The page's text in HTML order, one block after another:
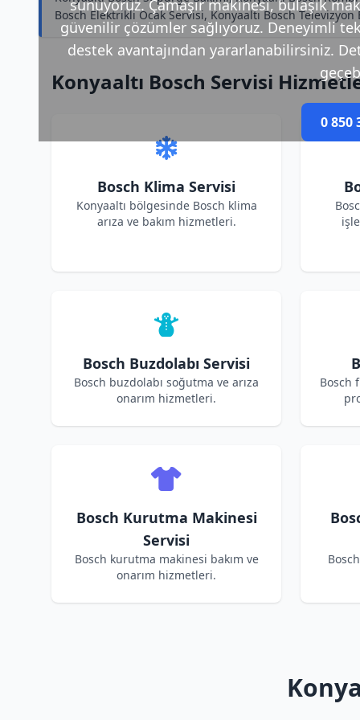
sunuyoruz. Çamaşır makinesi, bulaşık
güvenilir çözümler sağlıyoruz. Deneyimli
destek avantajından yararlanabilirsiniz.
0 850
Bosch Elektrikli Ocak Servisi, Konyaaltı Bosch
Konyaaltı Bosch Servisi
Bosch Klima Servisi
Konyaaltı bölgesinde Bosch klima
arıza ve bakım hizmetleri.
Bosch Buzdolabı Servisi
Bosch buzdolabı soğutma ve arıza
onarım hizmetleri.
Bosch
Bosch Kurutma Makinesi
Servisi
Bosch kurutma makinesi bakım ve
onarım hizmetleri.